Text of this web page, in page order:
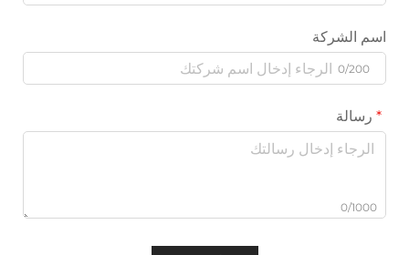
اسم الشركة
0/200
رسالة
0/1000